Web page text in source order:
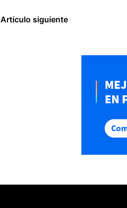
Artículo siguiente